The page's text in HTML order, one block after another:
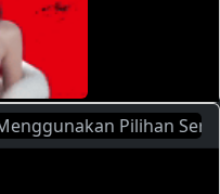
Pilihan Server